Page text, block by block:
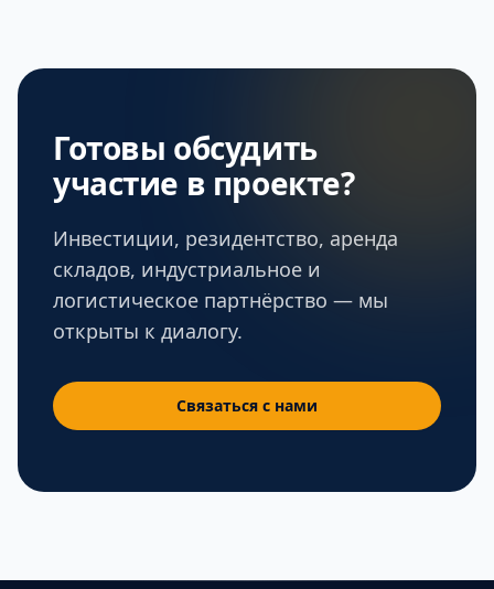
Готовы обсудить
участие в проекте?
Инвестиции, резидентство, аренда
складов, индустриальное и
логистическое партнёрство — мы
открыты к диалогу.
Связаться с нами